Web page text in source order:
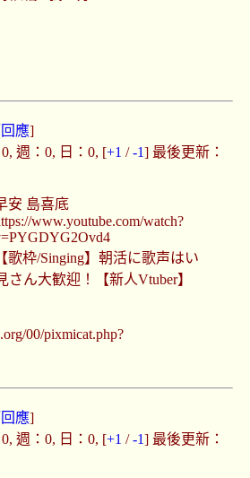
應]
週：0, 日：0, [+1 /-1] 最後更新：
安 島喜底
www.youtube.com/watch?
【歌枠/Singing】朝活に歌声はい
さん大歓迎！【新人Vtuber】
00/pixmicat.php?
應]
週：0, 日：0, [+1 /-1] 最後更新：